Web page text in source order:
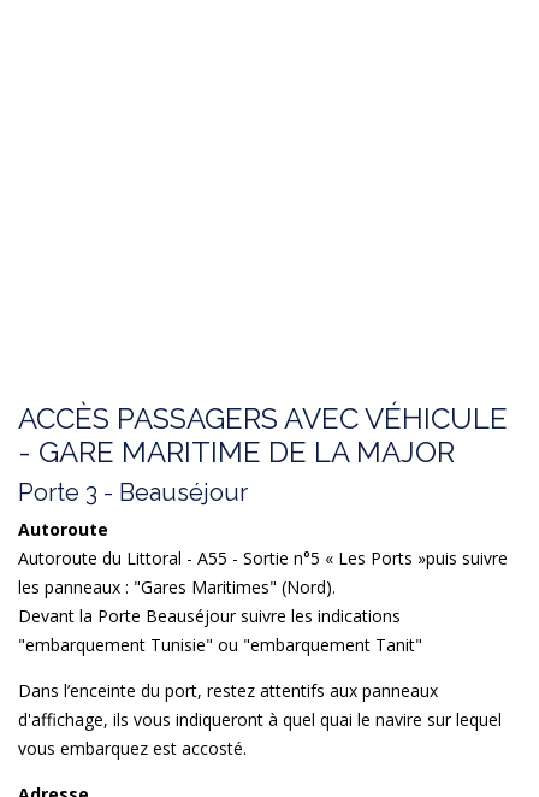
ACCÈS PASSAGERS AVEC VÉHICULE
- GARE MARITIME DE LA MAJOR
Porte 3 - Beauséjour
Autoroute
Autoroute du Littoral - A55 - Sortie n°5 « Les Ports »puis suivre
les panneaux : "Gares Maritimes" (Nord).
Devant la Porte Beauséjour suivre les indications
"embarquement Tunisie" ou "embarquement Tanit"
Dans l’enceinte du port, restez attentifs aux panneaux
d'affichage, ils vous indiqueront à quel quai le navire sur lequel
vous embarquez est accosté.